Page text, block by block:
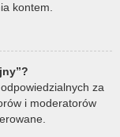
kontem.
za
i moderatorów